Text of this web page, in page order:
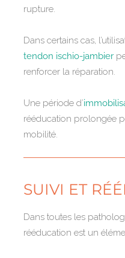
rupture.
Dans certains cas,
tendon ischio-jambier
renforcer la réparation.
Une période d’
rééducation prolongée
mobilité.
SUIVI ET
Dans toutes les
rééducation est un